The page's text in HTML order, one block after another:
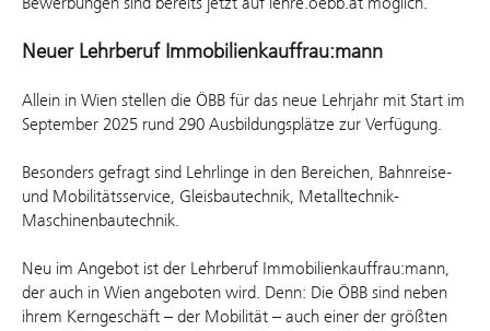
Neuer Lehrberuf Immobilienkauffrau:mann
Allein in Wien stellen die ÖBB für das neue Lehrjahr mit Start im
September 2025 rund 290 Ausbildungsplätze zur Verfügung.
Besonders gefragt sind Lehrlinge in den Bereichen, Bahnreise-
und Mobilitätsservice, Gleisbautechnik, Metalltechnik-
Maschinenbautechnik.
Neu im Angebot ist der Lehrberuf Immobilienkauffrau:mann,
der auch in Wien angeboten wird. Denn: Die ÖBB sind neben
ihrem Kerngeschäft – der Mobilität – auch einer der größten